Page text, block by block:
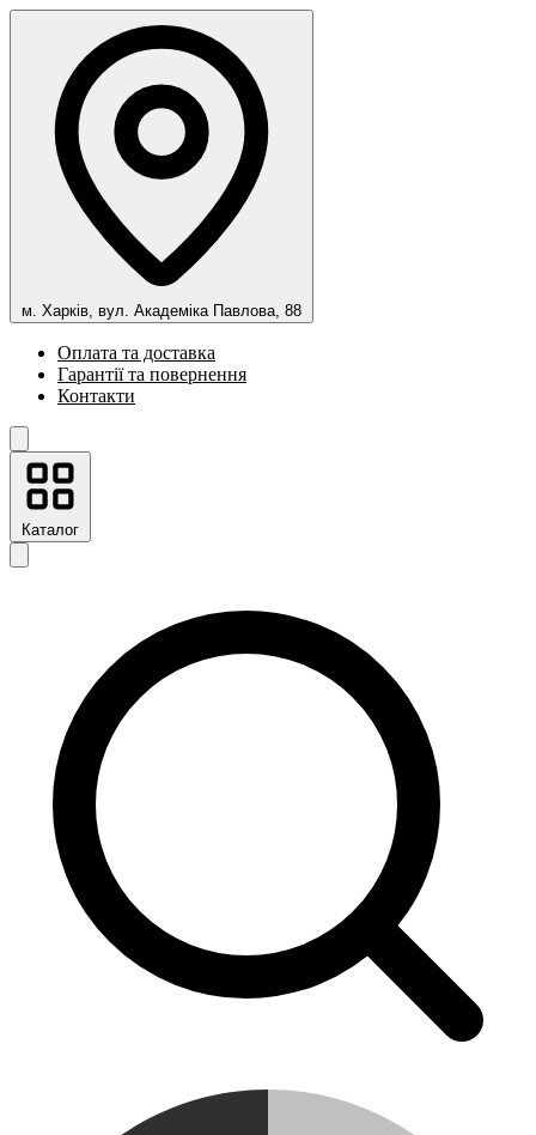
м. Харків, вул. Академіка Павлова, 88
Оплата та доставка
Гарантії та повернення
Контакти
Каталог